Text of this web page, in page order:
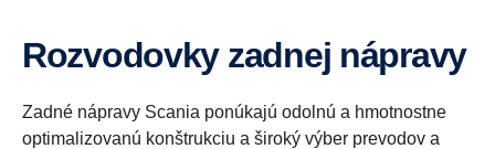
Rozvodovky zadnej nápravy
Zadné nápravy Scania ponúkajú odolnú a hmotnostne
optimalizovanú konštrukciu a široký výber prevodov a